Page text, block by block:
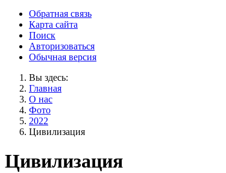
Обратная связь
Карта сайта
Поиск
Авторизоваться
Обычная версия
Вы здесь:
Главная
О нас
Фото
2022
Цивилизация
Цивилизация